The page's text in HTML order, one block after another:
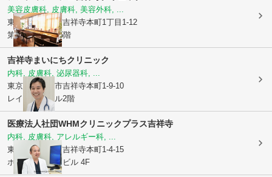
美容皮膚科, 皮膚科, 美容外科, ...
東京都武蔵野市吉祥寺本町1丁目1-12
第2小野山ビル5階
吉祥寺まいにちクリニック
内科, 皮膚科, 泌尿器科, ...
東京都武蔵野市吉祥寺本町1-9-10
レインボービル2階
医療法人社団WHMクリニックプラス吉祥寺
内科, 皮膚科, アレルギー科, ...
東京都武蔵野市吉祥寺本町1-4-15
ホワイトハウスビル 4F